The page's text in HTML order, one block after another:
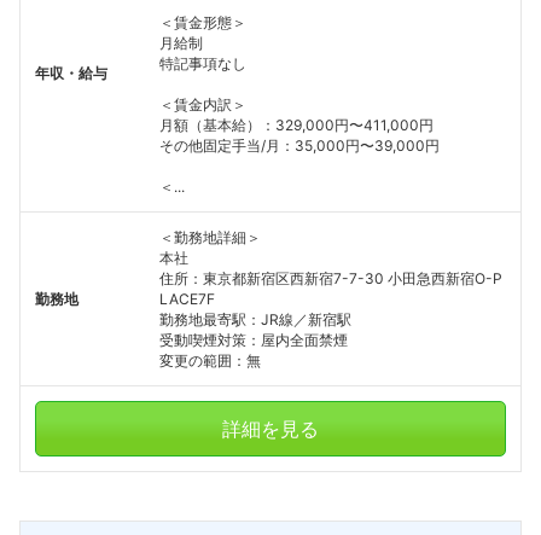
年収・給与
＜賃金形態＞
月給制
特記事項なし
＜賃金内訳＞
月額（基本給）：329,000円〜411,000円
その他固定手当/月：35,000円〜39,000円
＜...
勤務地
＜勤務地詳細＞
本社
住所：東京都新宿区西新宿7-7-30 小田急西新宿O-P
LACE7F
勤務地最寄駅：JR線／新宿駅
受動喫煙対策：屋内全面禁煙
変更の範囲：無
詳細を見る